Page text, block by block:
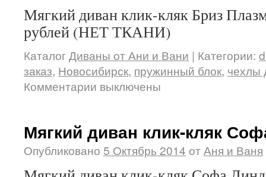
Мягкий диван клик-кляк Бриз
рублей (НЕТ ТКАНИ)
КаталогДиваны от Ани и Вани | Категории:
заказ, Новосибирск, пружинный блок, чехлы
Комментарии выключены
Мягкий диван клик-кляк
Опубликовано 5 Октябрь 2014 отАня и Ваня